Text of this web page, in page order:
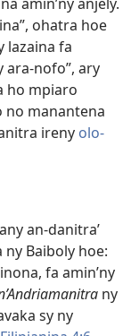
ohatra hoe
lazaina fa
ara-nofo”, ary
ho mpiaro
no manantena
ireny olo-
an-danitra’
Baiboly hoe:
fa amin’ny
ny
sy ny